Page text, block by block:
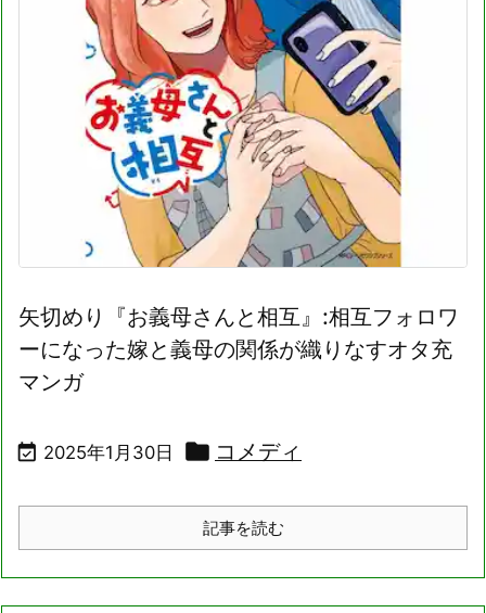
矢切めり『お義母さんと相互』:相互フォロワ
ーになった嫁と義母の関係が織りなすオタ充
マンガ
 2025年1月30日  コメディ
記事を読む